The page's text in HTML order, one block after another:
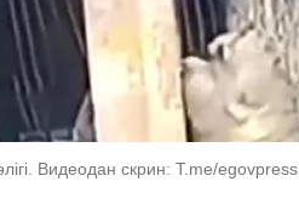
Видеодан скрин: Т.me/egovpress